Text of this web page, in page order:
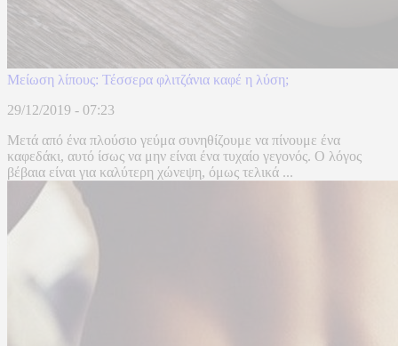
Μείωση λίπους: Τέσσερα φλιτζάνια καφέ η λύση;
29/12/2019 - 07:23
Μετά από ένα πλούσιο γεύμα συνηθίζουμε να πίνουμε ένα
καφεδάκι, αυτό ίσως να μην είναι ένα τυχαίο γεγονός. Ο λόγος
βέβαια είναι για καλύτερη χώνεψη, όμως τελικά ...